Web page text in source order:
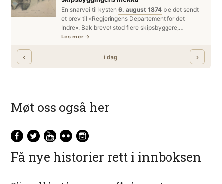
Møt oss også her
Få nye historier rett i innboksen